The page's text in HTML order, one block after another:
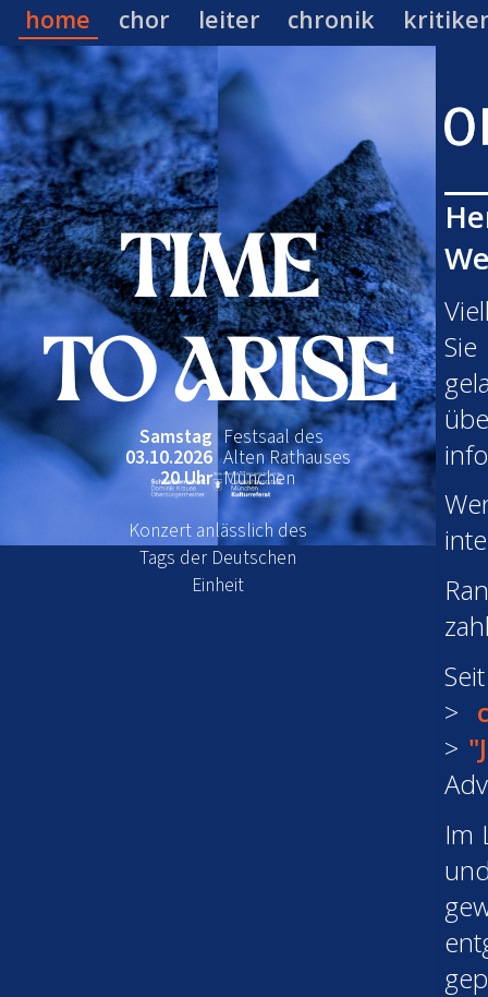
home chor leiter chronik
TIME
TO ARISE
Samstag
03.10.2026
20 Uhr
Festsaal des
Alten Rathauses
München
Konzert anlässlich des
Tags der Deutschen
Einheit
Im